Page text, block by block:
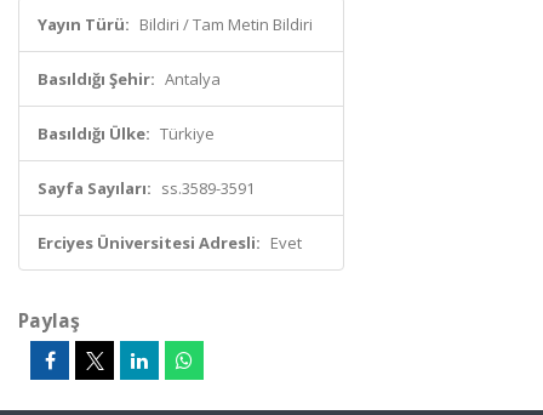
Yayın Türü: Bildiri / Tam Metin Bildiri
Basıldığı Şehir: Antalya
Basıldığı Ülke: Türkiye
Sayfa Sayıları: ss.3589-3591
Erciyes Üniversitesi Adresli: Evet
Paylaş